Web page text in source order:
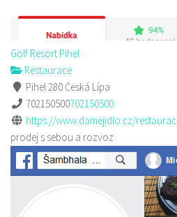
Golf Resort Pihel
Restaurace
Pihel 280 Česká Lípa
702150500702150500
https://www.damejidlo.cz/
prodej s sebou a rozvoz